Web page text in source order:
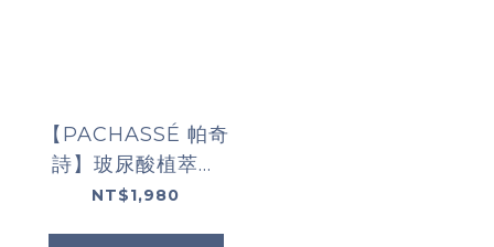
【PACHASSÉ 帕奇
詩】玻尿酸植萃精
華液30ML(有效期
NT$1,980